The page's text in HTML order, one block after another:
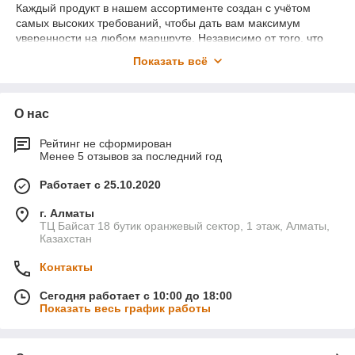
Каждый продукт в нашем ассортименте создан с учётом
самых высоких требований, чтобы дать вам максимум
уверенности на любом маршруте. Независимо от того, что
ночных путешествий, надёжные крепления или аксессуары
Наша миссия — сделать автомобильные путешествия
удобнее, безопаснее и ярче.
Мы хотим, чтобы каждая поездка приносила комфорт,
уверенность и вдохновение к новым открытиям. Laiglow —
это не просто бренд, это стиль жизни тех, кто выбирает
свободу движения и не боится бездорожья.
Когда вы выбираете Laiglow — вы становитесь частью
сообщества единомышленников.
Покупая нашу продукцию, вы попадаете в
и профессионалов off-road
это не препятствие, а возможность. Вас ждут советы, обмен
опытом, специальные предложения и доступ к эксклюзивным
акциям для членов сообщества Laiglow.
Показать всё
О нас
Рейтинг не сформирован
Менее 5 отзывов за последний год
Работает с 25.10.2020
г. Алматы
ТЦ Байсат 18 бутик оранжевый сектор, 1 этаж, Алматы,
Казахстан
Контакты
Сегодня работает с 10:00 до 18:00
Показать весь график работы